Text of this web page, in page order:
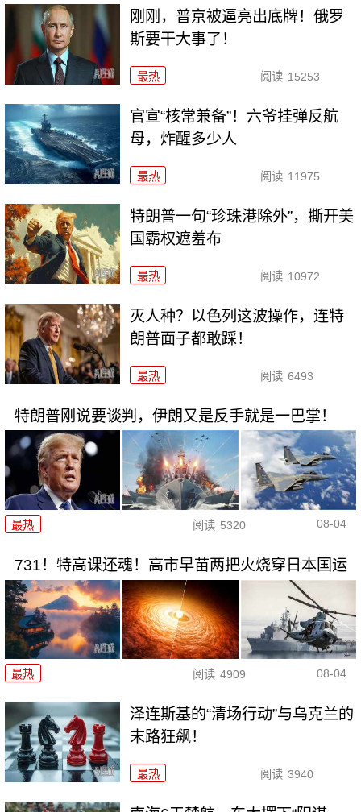
刚刚，普京被逼亮出底牌！俄罗
斯要干大事了！
最热 阅读 15253
官宣“核常兼备”！六爷挂弹反航
母，炸醒多少人
最热 阅读 11975
特朗普一句“珍珠港除外”，撕开美
国霸权遮羞布
最热 阅读 10972
灭人种？以色列这波操作，连特
朗普面子都敢踩！
最热 阅读 6493
特朗普刚说要谈判，伊朗又是反手就是一巴掌！
最热 阅读 5320 08-04
731！特高课还魂！高市早苗两把火烧穿日本国运
最热 阅读 4909 08-04
泽连斯基的“清场行动”与乌克兰的
末路狂飙！
最热 阅读 3940